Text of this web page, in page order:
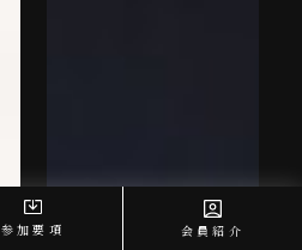
参加要項 会員紹介